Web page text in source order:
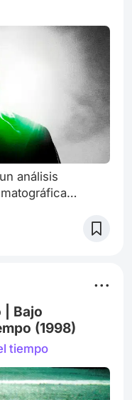
análisis
caos que se ha
pero todas
pensar es
Interrumpir el
| Bajo
(1998)
tiempo